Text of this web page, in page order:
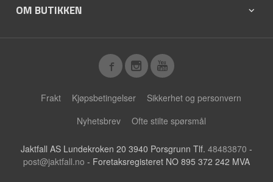
OM BUTIKKEN
Frakt Kjøpsbetingelser
Sikkerhet og personvern
Nyhetsbrev
Ofte stilte spørsmål
Jaktfall AS Lundekroken 20 3940 Porsgrunn Tlf. 48483870 -
post@jaktfall.no - Foretaksregisteret NO 895 372 242 MVA